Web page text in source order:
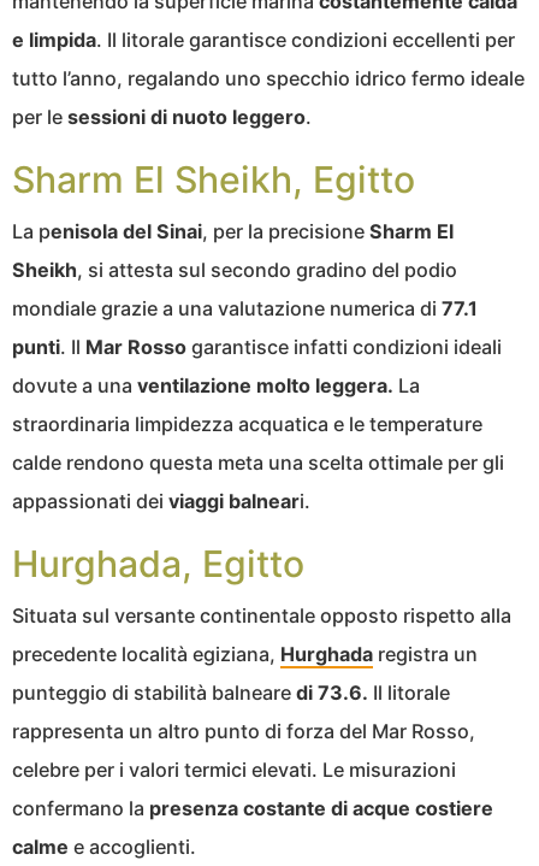
e limpida. Il litorale garantisce condizioni eccellenti per
tutto l’anno, regalando uno specchio idrico fermo ideale
per le sessioni di nuoto leggero.
Sharm El Sheikh, Egitto
La penisola del Sinai, per la precisione Sharm El
Sheikh, si attesta sul secondo gradino del podio
mondiale grazie a una valutazione numerica di 77.1
punti. Il Mar Rosso garantisce infatti condizioni ideali
dovute a una ventilazione molto leggera. La
straordinaria limpidezza acquatica e le temperature
calde rendono questa meta una scelta ottimale per gli
appassionati dei viaggi balneari.
Hurghada, Egitto
Situata sul versante continentale opposto rispetto alla
precedente località egiziana, Hurghada registra un
punteggio di stabilità balneare di 73.6. Il litorale
rappresenta un altro punto di forza del Mar Rosso,
celebre per i valori termici elevati. Le misurazioni
confermano la presenza costante di acque costiere
calme e accoglienti.